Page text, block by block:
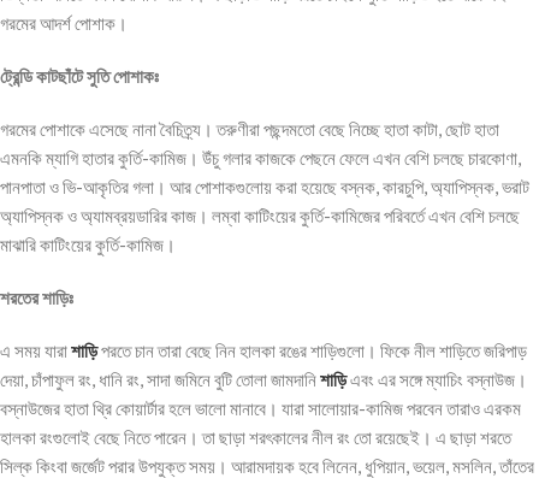
গরমের আদর্শ পোশাক।
ট্রেন্ডিকাটছাঁটেসুতিপোশাকঃ
গরমের পোশাকে এসেছে নানা বৈচিত্র্য। তরুণীরা পছন্দমতো বেছে নিচ্ছে হাতা কাটা, ছোট হাতা
এমনকি ম্যাগি হাতার কুর্তি-কামিজ। উঁচু গলার কাজকে পেছনে ফেলে এখন বেশি চলছে চারকোণা,
পানপাতা ও ভি-আকৃতির গলা। আর পোশাকগুলোয় করা হয়েছে বস্নক, কারচুপি, অ্যাপিস্নক, ভরাট
অ্যাপিস্নক ও অ্যামব্রয়ডারির কাজ। লম্বা কাটিংয়ের কুর্তি-কামিজের পরিবর্তে এখন বেশি চলছে
মাঝারি কাটিংয়ের কুর্তি-কামিজ।
শরতেরশাড়িঃ
এ সময় যারাশাড়িপরতে চান তারা বেছে নিন হালকা রঙের শাড়িগুলো। ফিকে নীল শাড়িতে জরিপাড়
দেয়া, চাঁপাফুল রং, ধানি রং, সাদা জমিনে বুটি তোলা জামদানিশাড়িএবং এর সঙ্গে ম্যাচিং বস্নাউজ।
বস্নাউজের হাতা থ্রি কোয়ার্টার হলে ভালো মানাবে। যারা সালোয়ার-কামিজ পরবেন তারাও এরকম
হালকা রংগুলোই বেছে নিতে পারেন। তা ছাড়া শরৎকালের নীল রং তো রয়েছেই। এ ছাড়া শরতে
সিল্ক কিংবা জর্জেট পরার উপযুক্ত সময়। আরামদায়ক হবে লিনেন, ধুপিয়ান, ভয়েল, মসলিন, তাঁতের